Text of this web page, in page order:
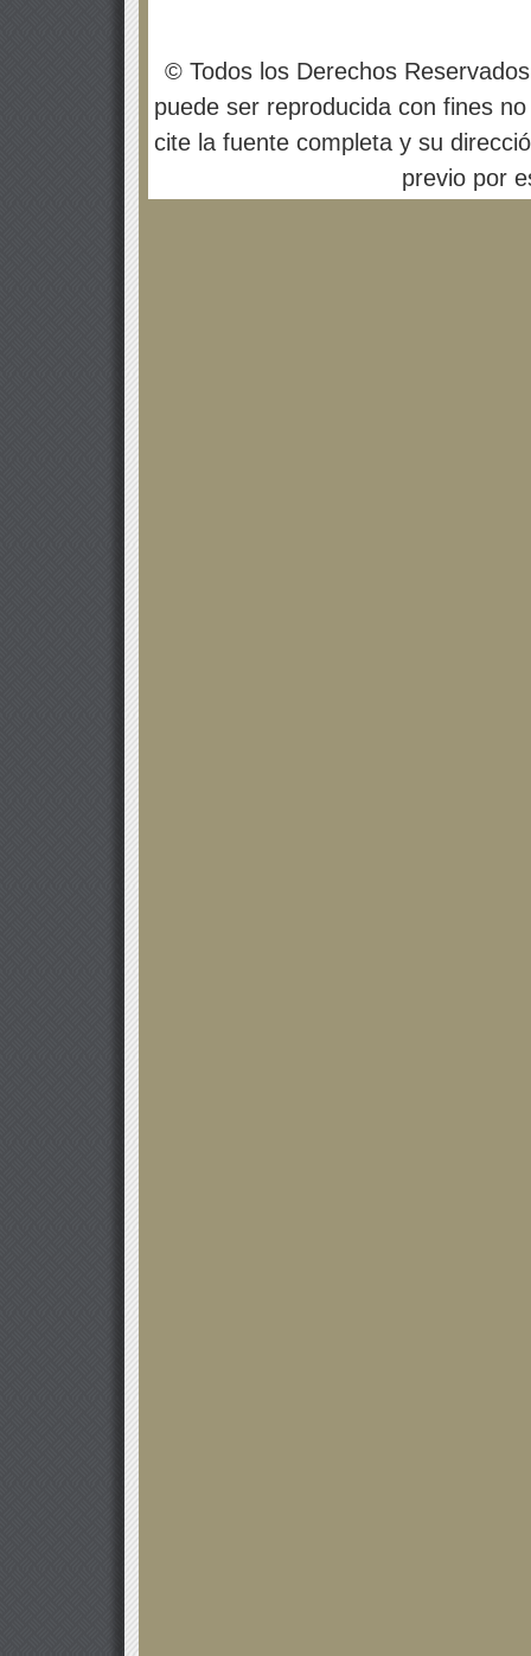
© Todos los Derechos
puede ser reproducida con fines
cite la fuente completa y su
previo por